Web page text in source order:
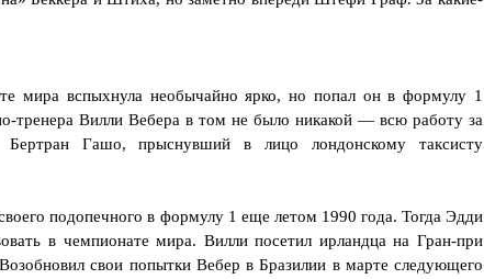
мира вспыхнула необычайно ярко, но попал он в формулу 1
тренера Вилли Вебера в том не было никакой — всю работу за
Бертран Гашо, прыснувший в лицо лондонскому таксисту
подопечного в формулу 1 еще летом 1990 года. Тогда Эдди
в чемпионате мира. Вилли посетил ирландца на Гран-при
свои попытки Вебер в Бразилии в марте следующего